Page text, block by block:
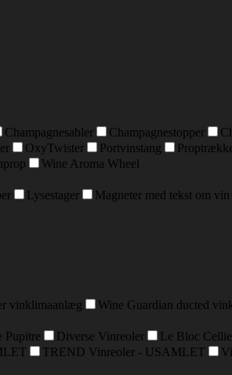
Champagnesabler Champagnestopper
OxyTwister Portvinstang
Wine Aroma Wheel
Lysestager Magneter med tekst om vin
vinklimaanlæg
Wine Guardian ducted
Pupitre Diverse Vinreoler Le Bloc
TREND Vinreoler - USAMLET